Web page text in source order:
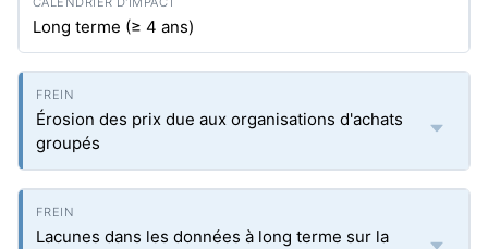
Long terme (≥ 4 ans)
Érosion des prix due aux organisations d'achats
groupés
Lacunes dans les données à long terme sur la